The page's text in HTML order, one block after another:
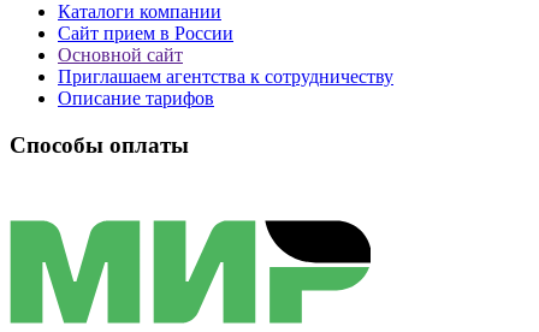
Каталоги компании
Сайт прием в России
Основной сайт
Приглашаем агентства к сотрудничеству
Описание тарифов
Способы оплаты